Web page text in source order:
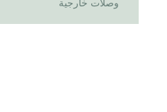
وصلات خارجية